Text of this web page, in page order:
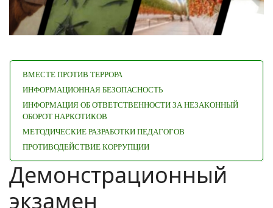
ВМЕСТЕ ПРОТИВ ТЕРРОРА
ИНФОРМАЦИОННАЯ БЕЗОПАСНОСТЬ
ИНФОРМАЦИЯ ОБ ОТВЕТСТВЕННОСТИ ЗА НЕЗАКОННЫЙ
ОБОРОТ НАРКОТИКОВ
МЕТОДИЧЕСКИЕ РАЗРАБОТКИ ПЕДАГОГОВ
ПРОТИВОДЕЙСТВИЕ КОРРУПЦИИ
Демонстрационный
экзамен